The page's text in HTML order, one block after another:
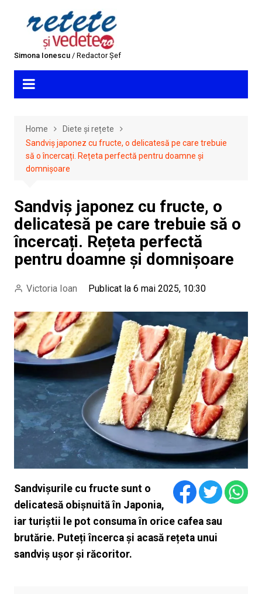
Simona Ionescu/ Redactor Șef
Home
Diete și rețete
Sandviș japonez cu fructe, o delicatesă pe care trebuie
să o încercați. Rețeta perfectă pentru doamne și
domnișoare
Sandviș japonez cu fructe, o
delicatesă pe care trebuie să o
încercați. Rețeta perfectă
pentru doamne și domnișoare
Victoria Ioan Publicat la 6 mai 2025, 10:30
Sandvișurile cu fructe sunt o
delicatesă obișnuită în Japonia,
iar turiștii le pot consuma în orice cafea sau
brutărie. Puteți încerca și acasă rețeta unui
sandviș ușor și răcoritor.